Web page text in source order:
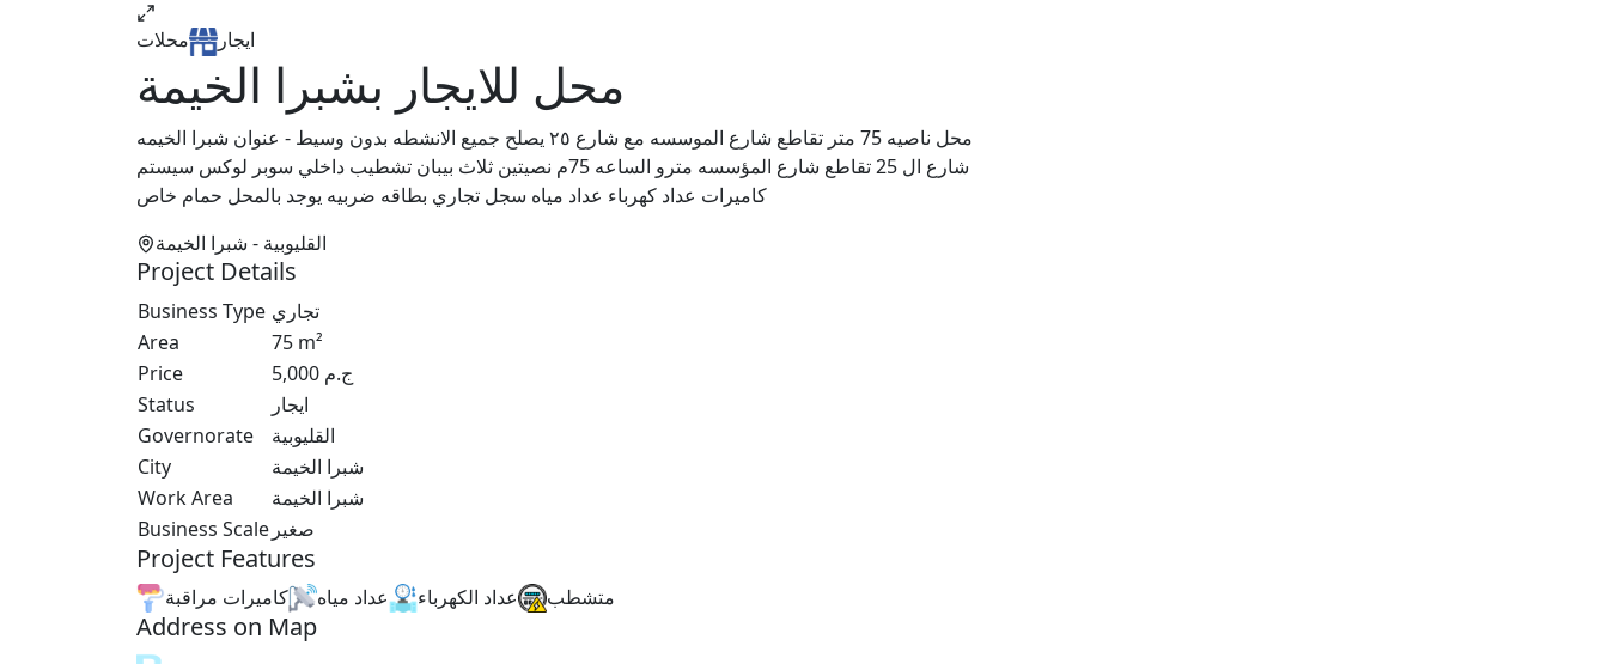
ايجار محلات
محل للايجار بشبرا الخيمة
محل ناصيه 75 متر تقاطع شارع الموسسه مع شارع ٢٥ يصلح جميع الانشطه بدون وسيط - عنوان شبرا الخيمه
شارع ال 25 تقاطع شارع المؤسسه مترو الساعه 75م نصيتين ثلاث بيبان تشطيب داخلي سوبر لوكس سيستم
كاميرات عداد كهرباء عداد مياه سجل تجاري بطاقه ضربيه يوجد بالمحل حمام خاص
القليوبية - شبرا الخيمة
Project Details
Business Type تجاري
Area
75 m²
Price
5,000 ج.م
Status
ايجار
Governorate
القليوبية
City
شبرا الخيمة
Work Area
شبرا الخيمة
Business Scale صغير
Project Features
متشطب عداد الكهرباء عداد مياه كاميرات مراقبة
Address on Map